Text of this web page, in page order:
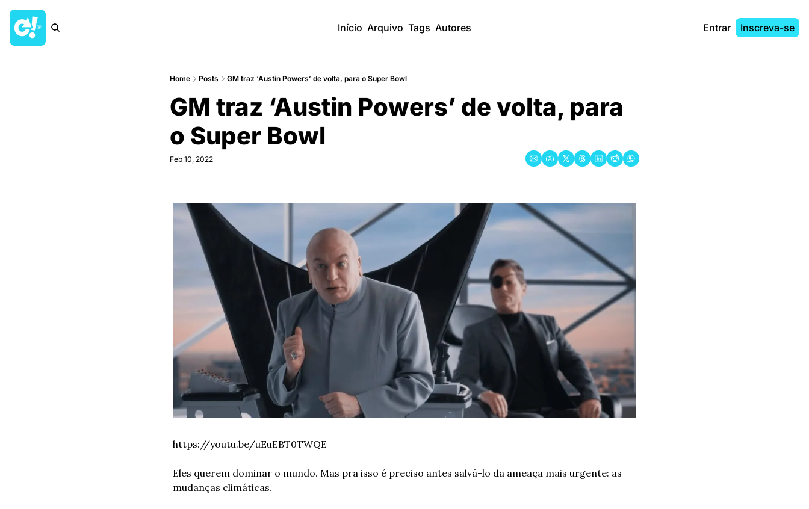
Início Arquivo Tags Autores Entrar Inscreva-se
Home Posts GM traz ‘Austin Powers’ de volta, para o Super Bowl
GM traz ‘Austin Powers’ de volta, para
o Super Bowl
Feb 10, 2022
https://youtu.be/uEuEBT0TWQE
Eles querem dominar o mundo. Mas pra isso é preciso antes salvá-lo da ameaça mais urgente: as
mudanças climáticas.